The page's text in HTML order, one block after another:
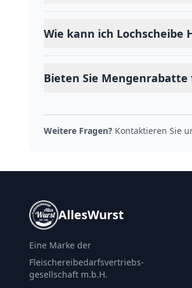
Wie kann ich Lochscheibe
Bieten Sie Mengenrabatte
Weitere Fragen? Kontaktieren Sie
AllesWurst
Eine Marke der
Fleischereibedarfsvertriebs-
gesellschaft m.b.H.